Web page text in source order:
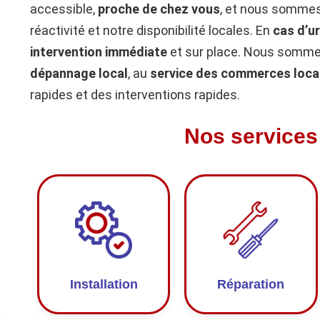
accessible, proche de chez vous, et nous
réactivité et notre disponibilité locales. En cas
intervention immédiate et sur place. Nous
dépannage local, au service des commerces
rapides et des interventions rapides.
Nos services
Installation Réparation